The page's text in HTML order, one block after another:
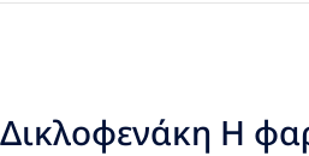
Δικλοφενάκη Η